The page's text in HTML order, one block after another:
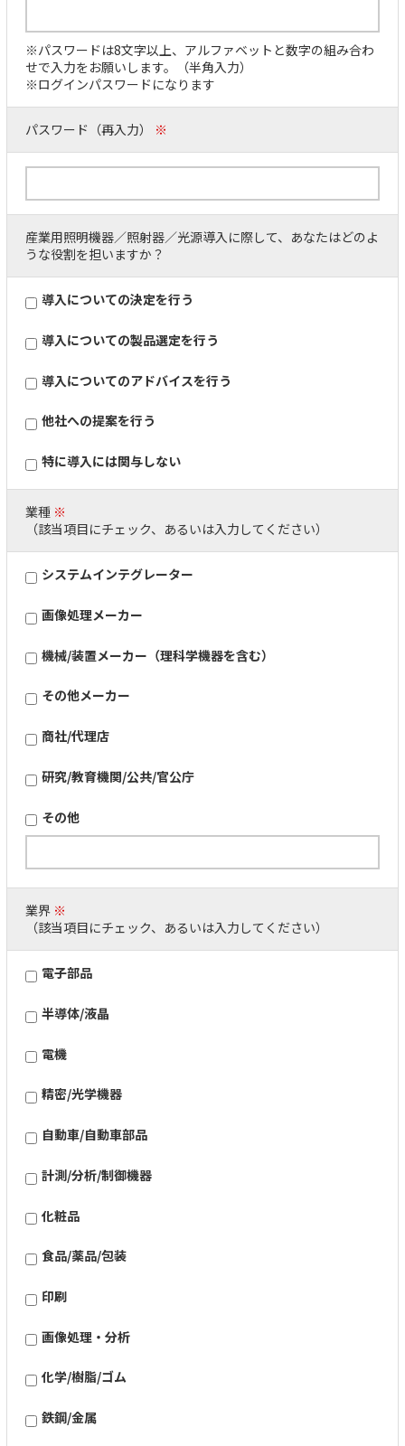
※パスワードは8文字以上、アルファベットと数字の組み合わ
せで入力をお願いします。（半角入力）
※ログインパスワードになります
パスワード（再入力） ※
産業用照明機器／照射器／光源導入に際して、あなたはどのよ
うな役割を担いますか？
導入についての決定を行う
導入についての製品選定を行う
導入についてのアドバイスを行う
他社への提案を行う
特に導入には関与しない
業種 ※
（該当項目にチェック、あるいは入力してください）
システムインテグレーター
画像処理メーカー
機械/装置メーカー（理科学機器を含む）
その他メーカー
商社/代理店
研究/教育機関/公共/官公庁
その他
業界 ※
（該当項目にチェック、あるいは入力してください）
電子部品
半導体/液晶
電機
精密/光学機器
自動車/自動車部品
計測/分析/制御機器
化粧品
食品/薬品/包装
印刷
画像処理・分析
化学/樹脂/ゴム
鉄鋼/金属